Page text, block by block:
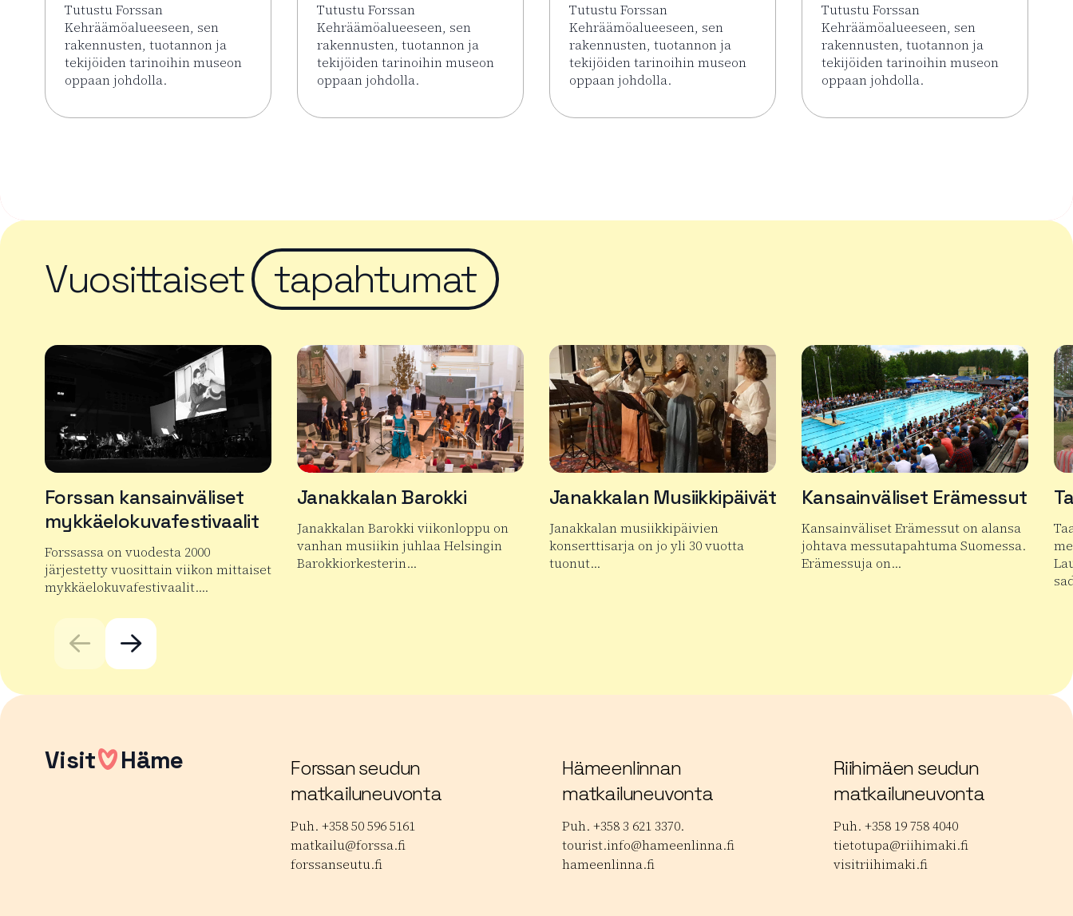
Tutustu Forssan
Kehräämöalueeseen, sen
rakennusten, tuotannon ja
tekijöiden tarinoihin museon
oppaan johdolla.
Lue lisää tapahtumasta Opastetut Kehräämökierrokset
Tutustu Forssan
Kehräämöalueeseen, sen
rakennusten, tuotannon ja
tekijöiden tarinoihin museon
oppaan johdolla.
Lue lisää tapahtumasta Opastetut Kehräämökierrokset
Tutustu Forssan
Kehräämöalueeseen, sen
rakennusten, tuotannon ja
tekijöiden tarinoihin museon
oppaan johdolla.
Lue lisää tapahtumasta Opastetut Kehräämökierrokset
Tutustu Forssan
Kehräämöalueeseen, sen
rakennusten, tuotannon ja
tekijöiden tarinoihin museon
oppaan johdolla.
Lue lisää tapahtumasta Opastetut
Vuosittaiset tapahtumat
Forssan kansainväliset
mykkäelokuvafestivaalit
Forssassa on vuodesta 2000
järjestetty vuosittain viikon mittaiset
mykkäelokuvafestivaalit….
Janakkalan Barokki
Janakkalan Barokki viikonloppu on
vanhan musiikin juhlaa Helsingin
Barokkiorkesterin…
Janakkalan Musiikkipäivät
Janakkalan musiikkipäivien
konserttisarja on jo yli 30 vuotta
tuonut…
Kansainväliset Erämessut
Kansainväliset Erämessut on alansa
johtava messutapahtuma Suomessa.
Erämessuja on…
Lue lisää tuotteesta Kansainväliset
Visit Häme
Forssan seudun
matkailuneuvonta
Puh. +358 50 596 5161
matkailu@forssa.fi
forssanseutu.fi
Hämeenlinnan
matkailuneuvonta
Puh. +358 3 621 3370.
tourist.info@hameenlinna.fi
hameenlinna.fi
Riihimäen seudun
matkailuneuvonta
Puh. +358 19 758 4040
tietotupa@riihimaki.fi
visitriihimaki.fi